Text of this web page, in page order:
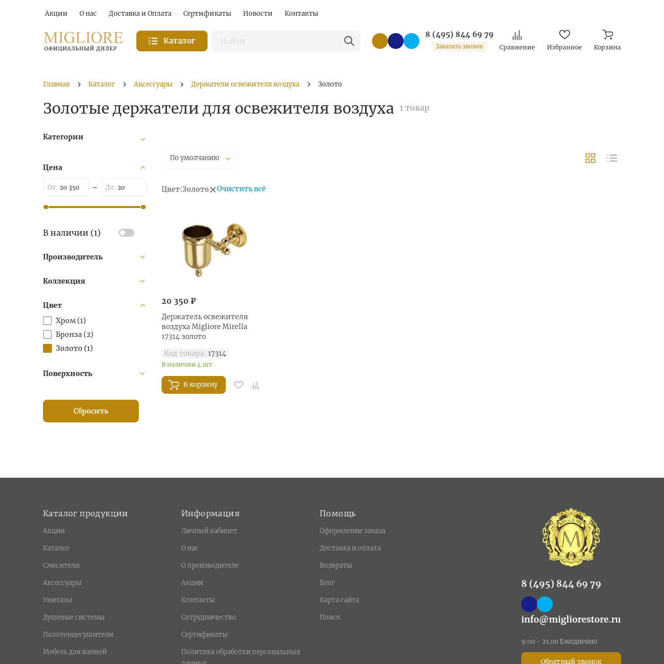
Акции О нас Доставка и Оплата Сертификаты Новости Контакты
Каталог
8 (495) 844 69 79
Заказать звонок Сравнение Избранное Корзина
Главная Каталог Аксессуары Держатели освежителя воздуха Золото
Золотые держатели для освежителя воздуха 1 товар
По умолчанию
Цвет:Золото Очистить всё
20 350 ₽
Держатель освежителя
воздуха Migliore Mirella
17314 золото
Код товара: 17314
В наличии 4 шт
В корзину
Категории
Цена
В наличии (1)
Производитель
Коллекция
Цвет
Хром (1)
Бронза (2)
Золото (1)
Поверхность
Сбросить
Каталог продукции
Акции
Каталог
Смесители
Аксессуары
Унитазы
Душевые системы
Полотенцесушители
Мебель для ванной
Информация
Личный кабинет
О нас
О производителе
Акции
Контакты
Сотрудничество
Сертификаты
Политика обработки персональных
Помощь
Оформление заказа
Доставка и оплата
Возвраты
Блог
Карта сайта
Поиск
8 (495) 844 69 79
info@migliorestore.ru
9.00 - 21.00 Ежедневно
Обратный звонок